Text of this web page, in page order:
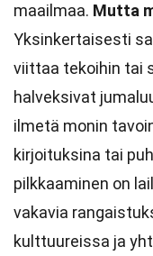
maailmaa. Mutta
Yksinkertaisesti
viittaa tekoihin tai
halveksivat
ilmetä monin
kirjoituksina tai
pilkkaaminen on
vakavia
kulttuureissa ja